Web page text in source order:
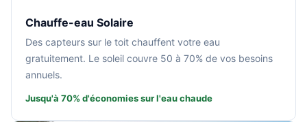
Chauffe-eau Solaire
Des capteurs sur le toit chauffent votre eau
gratuitement. Le soleil couvre 50 à 70% de vos besoins
annuels.
Jusqu'à 70% d'économies sur l'eau chaude